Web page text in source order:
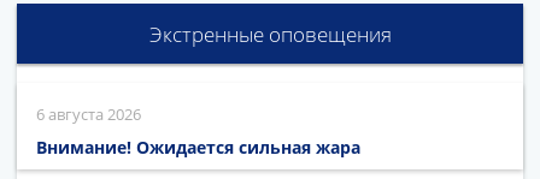
Экстренные оповещения
6 августа 2026
Внимание! Ожидается сильная жара